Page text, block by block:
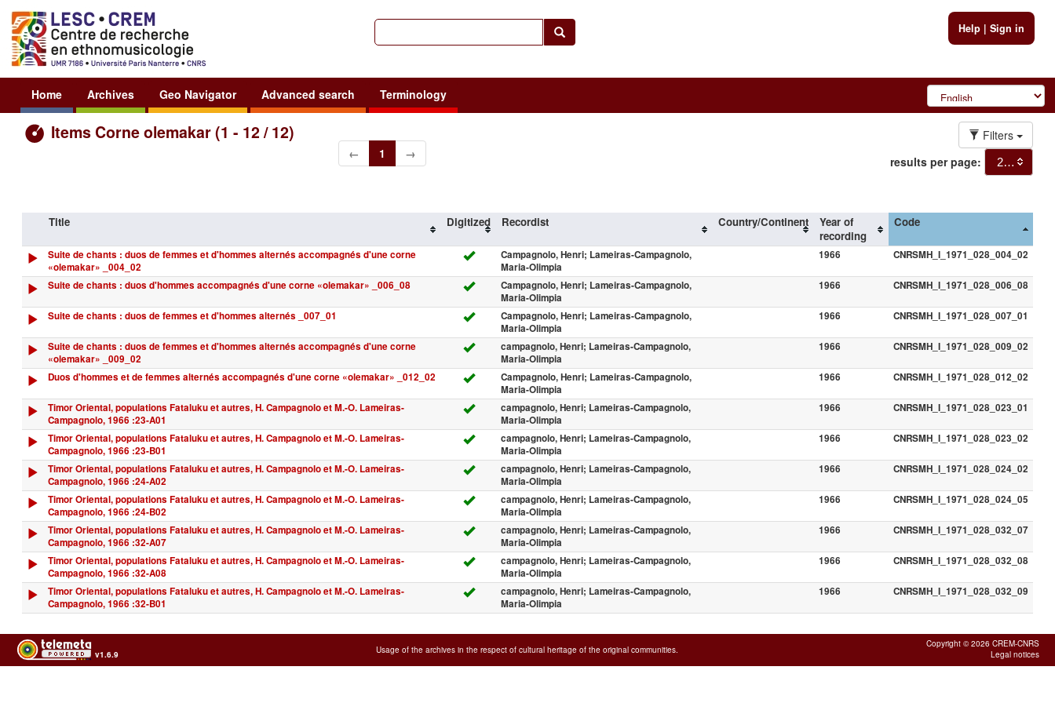
Help| Sign in
Home Archives Geo Navigator Advanced search Terminology
Items Corne olemakar (1 - 12 / 12)
← 1 →
Filters
results per page:
20
Title Digitized Recordist Country/Continent
Year of
recording
Code
Suite de chants : duos de femmes et d'hommes alternés accompagnés d'une corne
«olemakar» _004_02
Campagnolo, Henri; Lameiras-Campagnolo,
Maria-Olimpia
1966 CNRSMH_I_1971_028_004_02
Suite de chants : duos d'hommes accompagnés d'une corne «olemakar» _006_08
Campagnolo, Henri; Lameiras-Campagnolo,
Maria-Olimpia
1966 CNRSMH_I_1971_028_006_08
Suite de chants : duos de femmes et d'hommes alternés _007_01
Campagnolo, Henri; Lameiras-Campagnolo,
Maria-Olimpia
1966 CNRSMH_I_1971_028_007_01
Suite de chants : duos de femmes et d'hommes alternés accompagnés d'une corne
«olemakar» _009_02
campagnolo, Henri; Lameiras-Campagnolo,
Maria-Olimpia
1966 CNRSMH_I_1971_028_009_02
Duos d'hommes et de femmes alternés accompagnés d'une corne «olemakar» _012_02
Campagnolo, Henri; Lameiras-Campagnolo,
Maria-Olimpia
1966 CNRSMH_I_1971_028_012_02
Timor Oriental, populations Fataluku et autres, H. Campagnolo et M.-O. Lameiras-
Campagnolo, 1966 :23-A01
campagnolo, Henri; Lameiras-Campagnolo,
Maria-Olimpia
1966 CNRSMH_I_1971_028_023_01
Timor Oriental, populations Fataluku et autres, H. Campagnolo et M.-O. Lameiras-
Campagnolo, 1966 :23-B01
campagnolo, Henri; Lameiras-Campagnolo,
Maria-Olimpia
1966 CNRSMH_I_1971_028_023_02
Timor Oriental, populations Fataluku et autres, H. Campagnolo et M.-O. Lameiras-
Campagnolo, 1966 :24-A02
campagnolo, Henri; Lameiras-Campagnolo,
Maria-Olimpia
1966 CNRSMH_I_1971_028_024_02
Timor Oriental, populations Fataluku et autres, H. Campagnolo et M.-O. Lameiras-
Campagnolo, 1966 :24-B02
campagnolo, Henri; Lameiras-Campagnolo,
Maria-Olimpia
1966 CNRSMH_I_1971_028_024_05
Timor Oriental, populations Fataluku et autres, H. Campagnolo et M.-O. Lameiras-
Campagnolo, 1966 :32-A07
campagnolo, Henri; Lameiras-Campagnolo,
Maria-Olimpia
1966 CNRSMH_I_1971_028_032_07
Timor Oriental, populations Fataluku et autres, H. Campagnolo et M.-O. Lameiras-
Campagnolo, 1966 :32-A08
campagnolo, Henri; Lameiras-Campagnolo,
Maria-Olimpia
1966 CNRSMH_I_1971_028_032_08
Timor Oriental, populations Fataluku et autres, H. Campagnolo et M.-O. Lameiras-
Campagnolo, 1966 :32-B01
campagnolo, Henri; Lameiras-Campagnolo,
Maria-Olimpia
1966 CNRSMH_I_1971_028_032_09
v1.6.9 Usage of the archives in the respect of cultural heritage of the original communities.
Copyright © 2026 CREM-CNRS
Legal notices